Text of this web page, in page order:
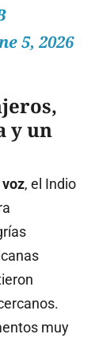
5, 2026
y un
, el Indio
muy